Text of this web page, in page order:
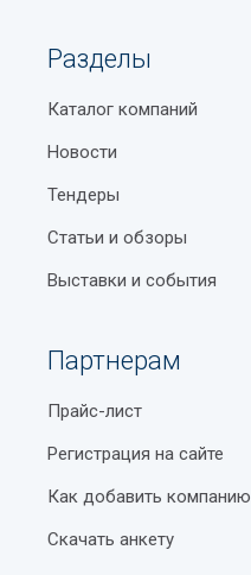
Разделы
Каталог компаний
Новости
Тендеры
Статьи и обзоры
Выставки и события
Партнерам
Прайс-лист
Регистрация на сайте
Как добавить компанию
Скачать анкету